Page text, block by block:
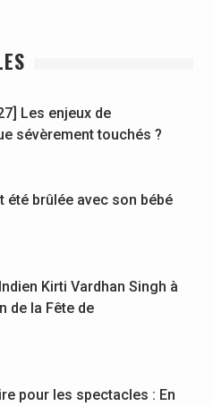
Les enjeux de
sévèrement touchés ?
été brûlée avec son bébé
Kirti Vardhan Singh à
de la Fête de
pour les spectacles : En